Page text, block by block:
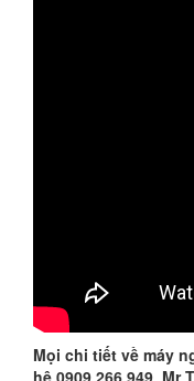
Mọi chi tiết về máy
hệ 0909 266 949 Mr